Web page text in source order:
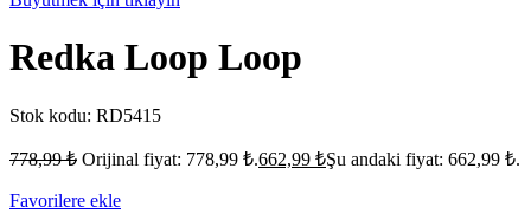
Redka Loop Loop
Stok kodu: RD5415
778,99₺ Orijinal fiyat: 778,99 ₺.662,99 ₺Şu andaki fiyat: 662,99 ₺.
Favorilere ekle